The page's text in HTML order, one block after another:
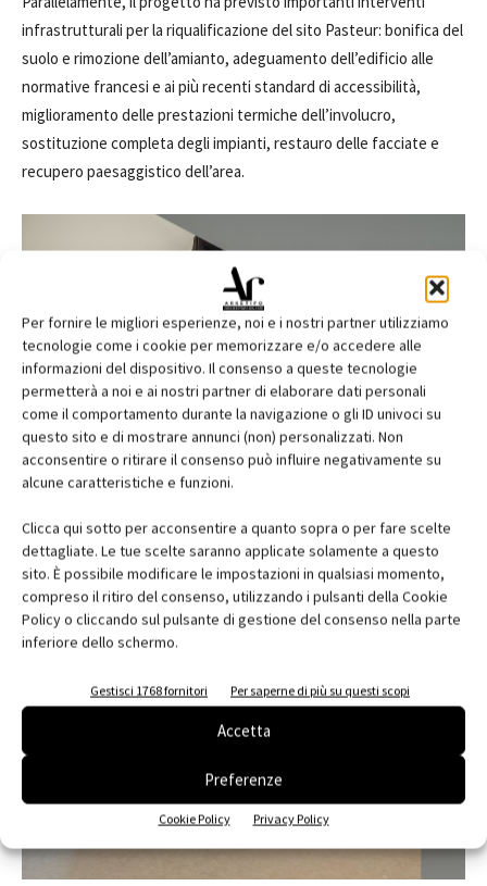
Per fornire le migliori esperienze, noi e i nostri partner utilizziamo
tecnologie come i cookie per memorizzare e/o accedere alle
informazioni del dispositivo. Il consenso a queste tecnologie
permetterà a noi e ai nostri partner di elaborare dati personali
come il comportamento durante la navigazione o gli ID univoci su
questo sito e di mostrare annunci (non) personalizzati. Non
acconsentire o ritirare il consenso può influire negativamente su
alcune caratteristiche e funzioni.
Clicca qui sotto per acconsentire a quanto sopra o per fare scelte
dettagliate. Le tue scelte saranno applicate solamente a questo
sito. È possibile modificare le impostazioni in qualsiasi momento,
compreso il ritiro del consenso, utilizzando i pulsanti della Cookie
Policy o cliccando sul pulsante di gestione del consenso nella parte
inferiore dello schermo.
Gestisci 1768 fornitori Per saperne di più su questi scopi
Accetta
Preferenze
Cookie Policy Privacy Policy
infrastrutturali per la riqualificazione del sito Pasteur: bonifica del
suolo e rimozione dell’amianto, adeguamento dell’edificio alle
normative francesi e ai più recenti standard di accessibilità,
miglioramento delle prestazioni termiche dell’involucro,
sostituzione completa degli impianti, restauro delle facciate e
recupero paesaggistico dell’area.